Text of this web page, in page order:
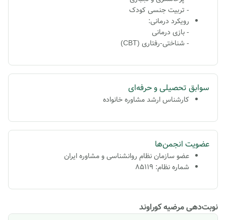
- تربیت جنسی کودک
رویکرد درمانی:
-بازی درمانی
- شناختی-رفتاری (CBT)
سوابق تحصیلی و حرفه‌ای
کارشناس ارشد مشاوره خانواده
عضویت انجمن‌ها
عضو سازمان نظام روانشناسی و مشاوره ایران
شماره نظام: 85119
نوبت‌دهی مرضیه کوراوند